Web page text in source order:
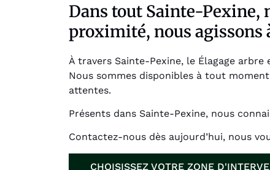
Dans tout Sainte-Pexine,
proximité, nous agissons
À travers Sainte-Pexine, le Élagage
Nous sommes disponibles à tout
attentes.
Présents dans Sainte-Pexine, nous
Contactez-nous dès aujourd’hui, nous
CHOISISSEZ VOTRE ZONE